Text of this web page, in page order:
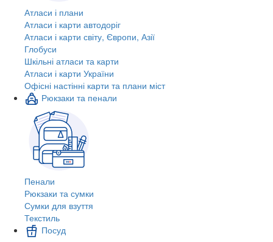
Атласи і плани
Атласи і карти автодоріг
Атласи і карти світу, Європи, Азії
Глобуси
Шкільні атласи та карти
Атласи і карти України
Офісні настінні карти та плани міст
Рюкзаки та пенали
Пенали
Рюкзаки та сумки
Сумки для взуття
Текстиль
Посуд